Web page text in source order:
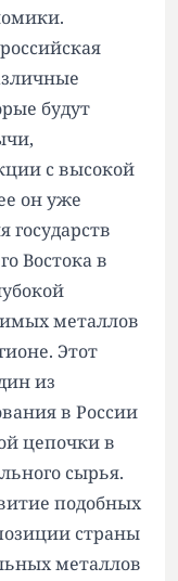
будут
с высокой
он уже
государств
Востока в
металлов
Этот
из
в России
цепочки в
сырья.
подобных
страны
металлов